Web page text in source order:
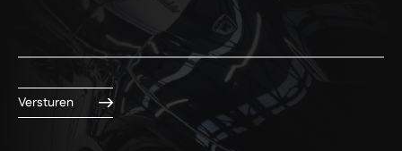
Versturen